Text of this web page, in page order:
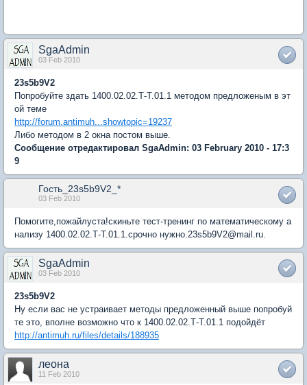
SgaAdmin
03 Feb 2010
23s5b9V2
Попробуйте здать 1400.02.02.Т-Т.01.1 методом предложеным в эт
ой теме
http://forum.antimuh...showtopic=19237
Либо методом в 2 окна постом выше.
Сообщение отредактировал SgaAdmin: 03 February 2010 - 17:3
9
Гость_23s5b9V2_*
03 Feb 2010
Помогите,пожайлуста!скиньте тест-тренинг по математическому а
нализу 1400.02.02.Т-Т.01.1.срочно нужно.23s5b9V2@mail.ru.
SgaAdmin
03 Feb 2010
23s5b9V2
Ну если вас не устраивает методы предложенный выше попробуй
те это, вполне возможно что к 1400.02.02.Т-Т.01.1 подойдёт
http://antimuh.ru/files/details/188935
леона
11 Feb 2010